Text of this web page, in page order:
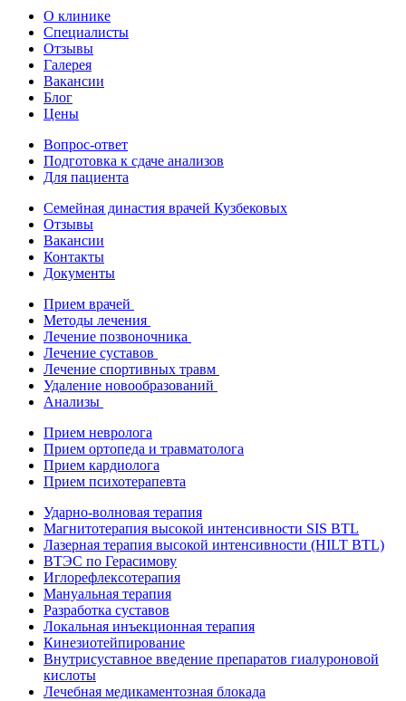
О клинике
Специалисты
Отзывы
Галерея
Вакансии
Блог
Цены
Вопрос-ответ
Подготовка к сдаче анализов
Для пациента
Семейная династия врачей Кузбековых
Отзывы
Вакансии
Контакты
Документы
Прием врачей
Методы лечения
Лечение позвоночника
Лечение суставов
Лечение спортивных травм
Удаление новообразований
Анализы
Прием невролога
Прием ортопеда и травматолога
Прием кардиолога
Прием психотерапевта
Ударно-волновая терапия
Магнитотерапия высокой интенсивности SIS BTL
Лазерная терапия высокой интенсивности (HILT BTL)
ВТЭС по Герасимову
Иглорефлексотерапия
Мануальная терапия
Разработка суставов
Локальная инъекционная терапия
Кинезиотейпирование
Внутрисуставное введение препаратов гиалуроновой
кислоты
Лечебная медикаментозная блокада